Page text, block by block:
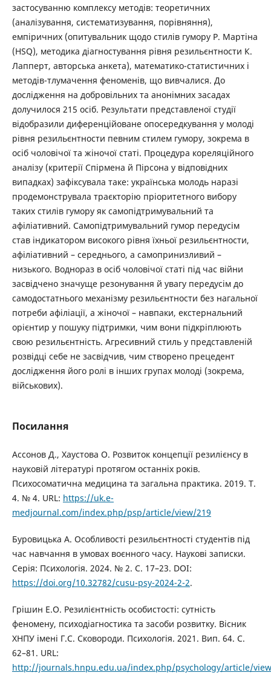
застосуванню комплексу методів: теоретичних
(аналізування, систематизування, порівняння),
емпіричних (опитувальник щодо стилів гумору Р. Мартіна
(HSQ), методика діагностування рівня резильєнтности К.
Лапперт, авторська анкета), математико-статистичних і
методів-тлумачення феноменів, що вивчалися. До
дослідження на добровільних та анонімних засадах
долучилося 215 осіб. Результати представленої студії
відобразили диференційоване опосередкування у молоді
рівня резильєнтности певним стилем гумору, зокрема в
осіб чоловічої та жіночої статі. Процедура кореляційного
аналізу (критерії Спірмена й Пірсона у відповідних
випадках) зафіксувала таке: українська молодь наразі
продемонструвала траєкторію пріоритетного вибору
таких стилів гумору як самопідтримувальний та
афіліативний. Самопідтримувальний гумор передусім
став індикатором високого рівня їхньої резильєнтности,
афіліативний – середнього, а самопринизливий –
низького. Воднораз в осіб чоловічої статі під час війни
засвідчено значуще резонування й увагу передусім до
самодостатнього механізму резильєнтности без нагальної
потреби афіліації, а жіночої – навпаки, екстернальний
орієнтир у пошуку підтримки, чим вони підкріплюють
свою резильєнтність. Агресивний стиль у представленій
розвідці себе не засвідчив, чим створено прецедент
дослідження його ролі в інших групах молоді (зокрема,
військових).
Посилання
Ассонов Д., Хаустова О. Розвиток концепції резилієнсу в
науковій літературі протягом останніх років.
Психосоматична медицина та загальна практика. 2019. Т.
4. № 4. URL: https://uk.e-
medjournal.com/index.php/psp/article/view/219
Буровицька А. Особливості резильєнтності студентів під
час навчання в умовах воєнного часу. Наукові записки.
Серія: Психологія. 2024. № 2. С. 17–23. DOI:
https://doi.org/10.32782/cusu-psy-2024-2-2.
Грішин Е.О. Резилієнтність особистості: сутність
феномену, психодіагностика та засоби розвитку. Вісник
ХНПУ імені Г.С. Сковороди. Психологія. 2021. Вип. 64. С.
62–81. URL:
http://journals.hnpu.edu.ua/index.php/psychology/article/